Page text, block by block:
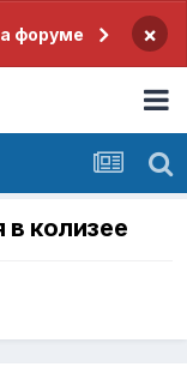
форуме ×
колизее